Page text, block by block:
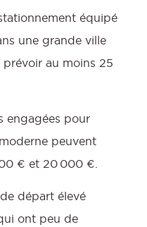
équipé
une grande ville
au moins 25
engagées pour
peuvent
€ et 20 000 €.
départ élevé
ont peu de